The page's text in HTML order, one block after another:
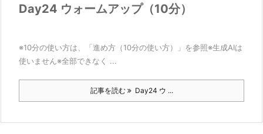
Day24 ウォームアップ（10分）
※10分の使い方は、「進め方（10分の使い方）」を参照※生成AIは
使いません※全部できなく ...
記事を読む Day24 ウ ...